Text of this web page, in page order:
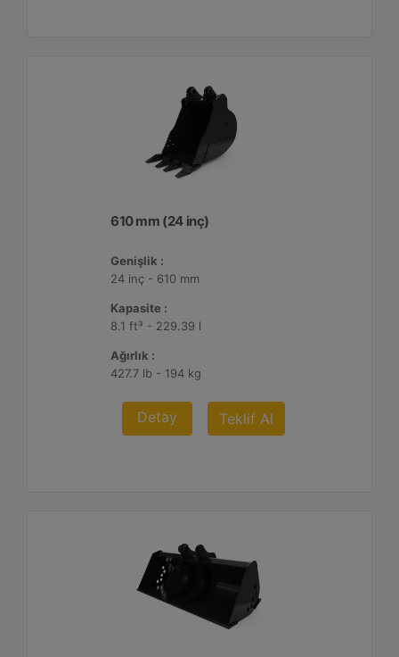
610 mm (24 inç)
Genişlik :
24 inç - 610 mm
Kapasite :
8.1 ft³ - 229.39 l
Ağırlık :
427.7 lb - 194 kg
Detay Teklif Al